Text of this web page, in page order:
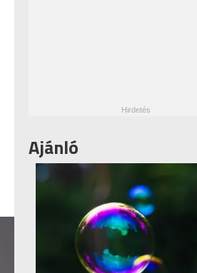
Ajánló